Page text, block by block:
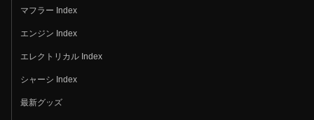
マフラー Index
エンジン Index
エレクトリカル Index
シャーシ Index
最新グッズ